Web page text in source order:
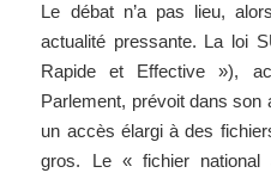
Le débat n’a pas lieu,
actualité pressante. La loi
Rapide et Effective »),
Parlement, prévoit dans son
un accès élargi à des
gros. Le « fichier national